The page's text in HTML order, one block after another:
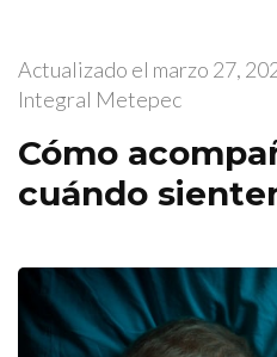
Actualizado el marzo 27,
Integral Metepec
Cómo
cuándo